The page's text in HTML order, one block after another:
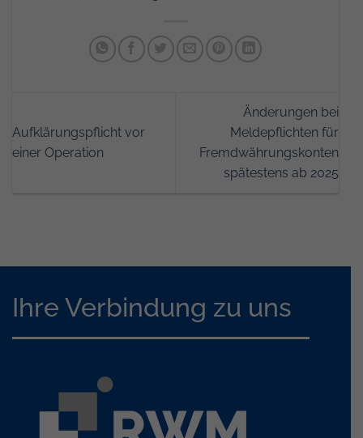
Aufklärungspflicht vor
einer Operation
Änderungen bei
Meldepflichten für
Fremdwährungskonten
spätestens ab 2025
Ihre Verbindung zu uns